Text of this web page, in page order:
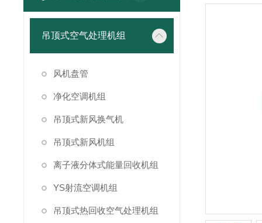
吊顶式空气处理机组
风机盘管
净化空调机组
吊顶式新风换气机
吊顶式新风机组
离子液分体式能量回收机组
YS射流空调机组
吊顶式热回收空气处理机组